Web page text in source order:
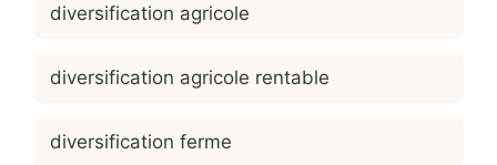
diversification agricole
diversification agricole rentable
diversification ferme